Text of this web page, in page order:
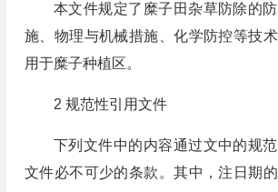
本文件规定了糜子田杂草防除的
施、物理与机械措施、化学防控等技
用于糜子种植区。
2 规范性引用文件
下列文件中的内容通过文中的规
文件必不可少的条款。其中，注日期